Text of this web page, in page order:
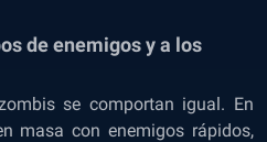
de enemigos y a los
se comportan igual. En
masa con enemigos rápidos,